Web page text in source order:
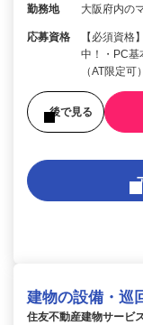
勤務地 大阪府内の
応募資格
【必須資
中！・PC基
（AT限定可）
後で見る
建物の設備・巡
住友不動産建物サービ